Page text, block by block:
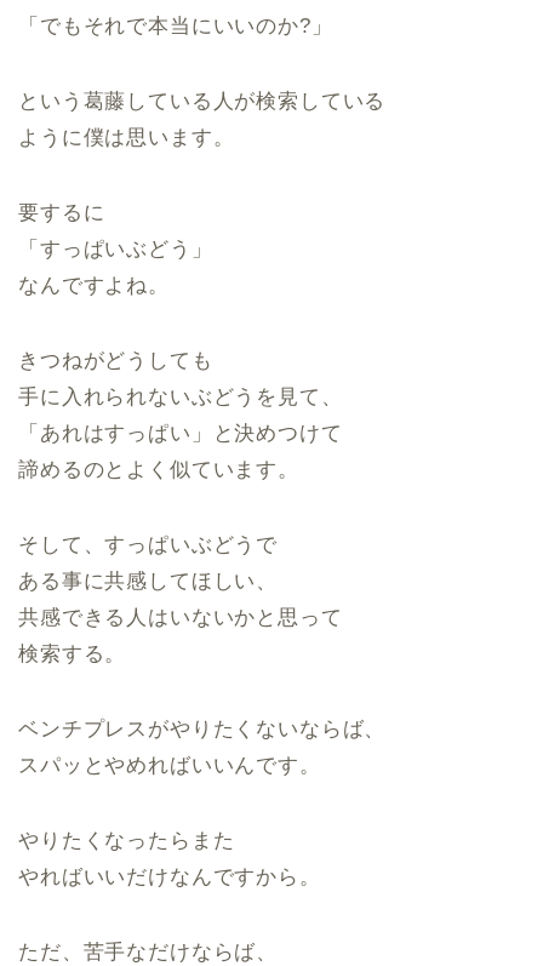
「でもそれで本当にいいのか?」
という葛藤している人が検索している
ように僕は思います。
要するに
「すっぱいぶどう」
なんですよね。
きつねがどうしても
手に入れられないぶどうを見て、
「あれはすっぱい」と決めつけて
諦めるのとよく似ています。
そして、すっぱいぶどうで
ある事に共感してほしい、
共感できる人はいないかと思って
検索する。
ベンチプレスがやりたくないならば、
スパッとやめればいいんです。
やりたくなったらまた
やればいいだけなんですから。
ただ、苦手なだけならば、